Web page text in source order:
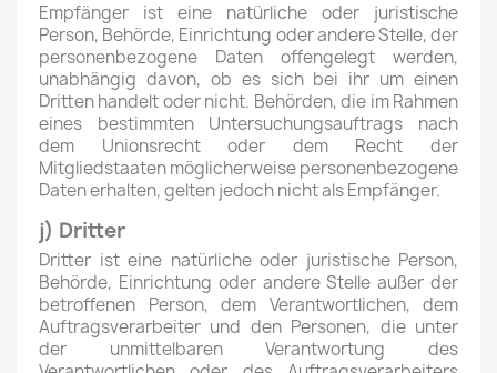
Empfänger ist eine natürliche oder juristische
Person, Behörde, Einrichtung oder andere Stelle, der
personenbezogene Daten offengelegt werden,
unabhängig davon, ob es sich bei ihr um einen
Dritten handelt oder nicht. Behörden, die im Rahmen
eines bestimmten Untersuchungsauftrags nach
dem Unionsrecht oder dem Recht der
Mitgliedstaaten möglicherweise personenbezogene
Daten erhalten, gelten jedoch nicht als Empfänger.
j) Dritter
Dritter ist eine natürliche oder juristische Person,
Behörde, Einrichtung oder andere Stelle außer der
betroffenen Person, dem Verantwortlichen, dem
Auftragsverarbeiter und den Personen, die unter
der unmittelbaren Verantwortung des